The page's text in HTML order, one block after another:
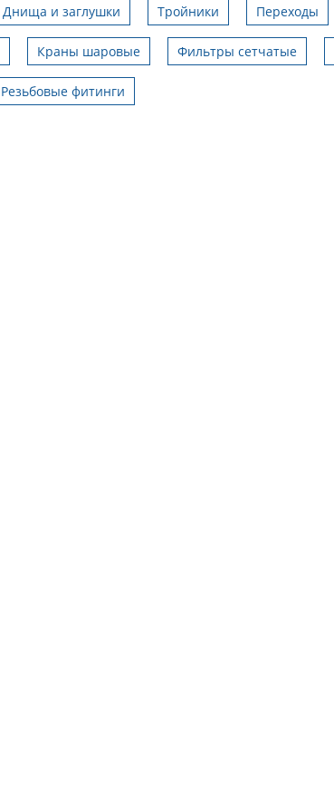
Днища и заглушки Тройники Переходы
Краны шаровые Фильтры сетчатые
Резьбовые фитинги